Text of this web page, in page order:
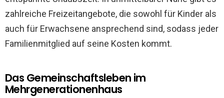
zahlreiche Freizeitangebote, die sowohl für Kinder als
auch für Erwachsene ansprechend sind, sodass jeder
Familienmitglied auf seine Kosten kommt.
Das Gemeinschaftsleben im
Mehrgenerationenhaus